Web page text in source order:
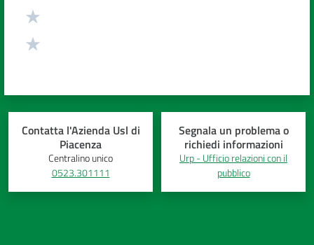
Contatta l'Azienda Usl di
Piacenza
Centralino unico
0523.301111
Segnala un problema o
richiedi informazioni
Urp - Ufficio relazioni con il
pubblico